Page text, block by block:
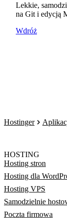
Lekkie,
na Git i edycją
Wdróż
Hostinger
HOSTING
Hosting stron
Hosting dla
Hosting VPS
Samodzielnie
Poczta firmowa